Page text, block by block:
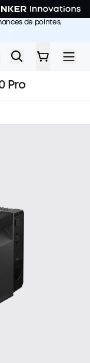
de pointes,
Pro